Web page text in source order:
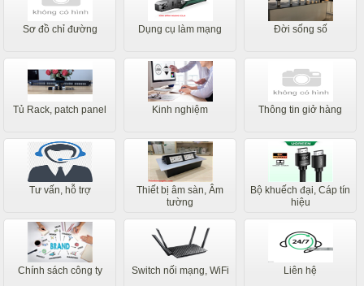
Sơ đồ chỉ đường Dụng cụ làm mạng Đời sống số
Tủ Rack, patch panel Kinh nghiệm Thông tin giở hàng
Tư vấn, hỗ trợ
Thiết bị âm sàn, Âm
tường
Bộ khuếch đại, Cáp tín
hiệu
Chính sách công ty Switch nối mạng, WiFi Liên hệ